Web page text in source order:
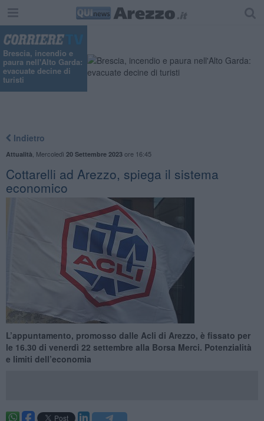
Brescia, incendio e
paura nell'Alto Garda:
evacuate decine di
turisti
Indietro
Attualità Mercoledì 20 Settembre 2023ore 16:45
Cottarelli ad Arezzo, spiega il sistema
economico
L’appuntamento, promosso dalle Acli di Arezzo, è fissato per
le 16.30 di venerdì 22 settembre alla Borsa Merci. Potenzialità
e limiti dell’economia